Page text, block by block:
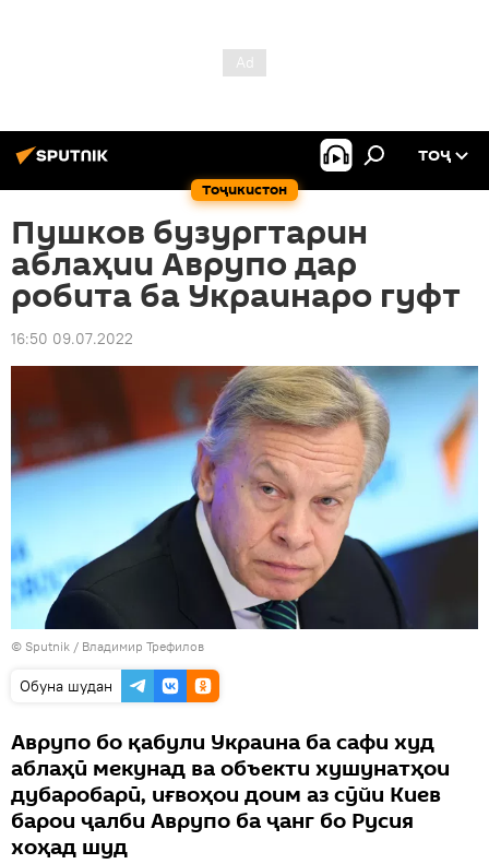
Тоҷикистон
ТОҶ
Пушков бузургтарин
аблаҳии Аврупо дар
робита ба Украинаро гуфт
16:50 09.07.2022
© Sputnik / Владимир Трефилов
Обуна шудан
Аврупо бо қабули Украина ба сафи худ
аблаҳӣ мекунад ва объекти хушунатҳои
дубаробарӣ, иғвоҳои доим аз сӯйи Киев
барои ҷалби Аврупо ба ҷанг бо Русия
хоҳад шуд